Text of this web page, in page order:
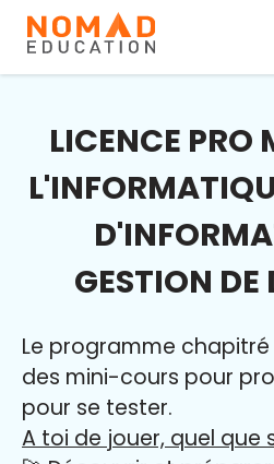
LICENCE PRO
GESTION DE
Le programme
des mini-cours pour
pour se tester.
A toi de jouer, quel